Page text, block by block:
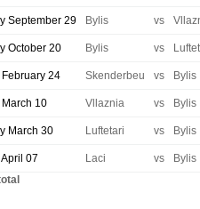
September 29 Bylis vs
October 20 Bylis vs
24 Skenderbeu vs Bylis
10 Vllaznia vs Bylis
March 30 Luftetari vs Bylis
07 Laci vs Bylis